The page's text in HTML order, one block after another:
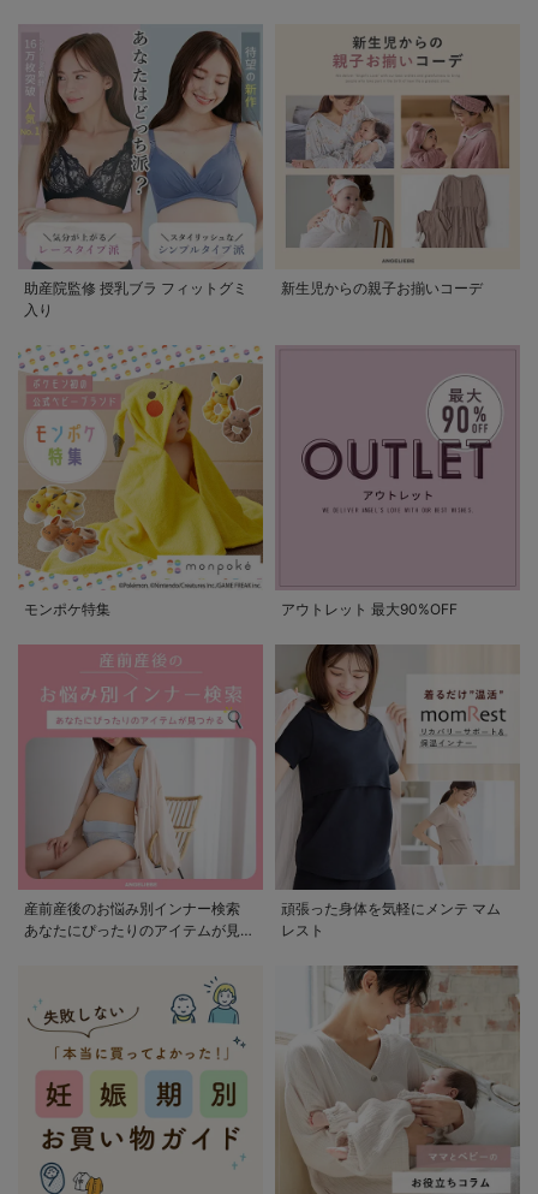
助産院監修 授乳ブラ フィットグミ
入り
新生児からの親子お揃いコーデ
モンポケ特集 アウトレット 最大90%OFF
産前産後のお悩み別インナー検索
あなたにぴったりのアイテムが見つ
頑張った身体を気軽にメンテ マム
レスト